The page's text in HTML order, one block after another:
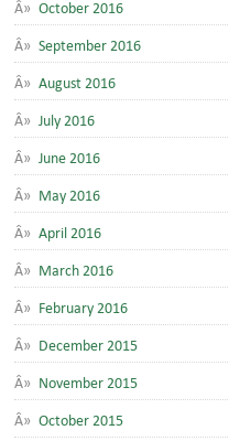
October 2016
September 2016
August 2016
July 2016
June 2016
May 2016
April 2016
March 2016
February 2016
December 2015
November 2015
October 2015